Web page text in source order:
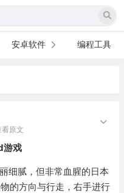
安卓软件 编程工具
看原文
游戏
细腻，但非常血腥的日本
的方向与行走，右手进行